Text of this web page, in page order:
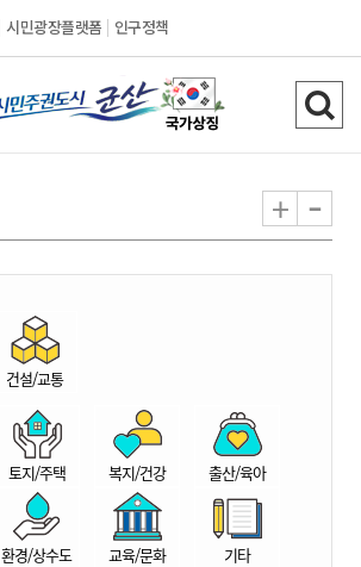
시민광장플랫폼 인구정책
시
민
권
시
산
검
색
기
+ -
건설/교통
토지/주택 복지/건강 출산/육아
환경/상수도 교육/문화 기타